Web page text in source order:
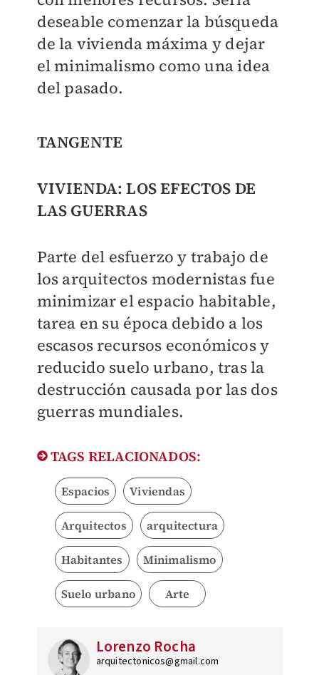
deseable comenzar la búsqueda
de la vivienda máxima y dejar
el minimalismo como una idea
del pasado.
TANGENTE
VIVIENDA: LOS EFECTOS DE
LAS GUERRAS
Parte del esfuerzo y trabajo de
los arquitectos modernistas fue
minimizar el espacio habitable,
tarea en su época debido a los
escasos recursos económicos y
reducido suelo urbano, tras la
destrucción causada por las dos
guerras mundiales.
TAGS RELACIONADOS:
Espacios Viviendas
Arquitectos arquitectura
Habitantes Minimalismo
Suelo urbano Arte
Lorenzo Rocha
arquitectonicos@gmail.com